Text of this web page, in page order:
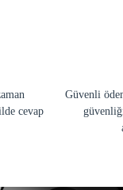
cevap
Güvenli